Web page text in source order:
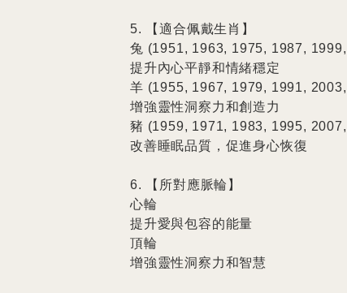
5. 【適合佩戴生肖】
兔 (1951, 1963, 1975, 1987,
提升內心平靜和情緒穩定
羊 (1955, 1967, 1979, 1991,
增強靈性洞察力和創造力
豬 (1959, 1971, 1983, 1995,
改善睡眠品質，促進身心恢復
6. 【所對應脈輪】
心輪
提升愛與包容的能量
頂輪
增強靈性洞察力和智慧